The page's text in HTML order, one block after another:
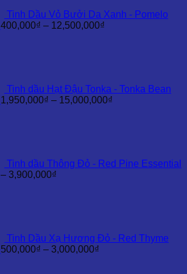
Tinh Dầu Vỏ Bưởi Da Xanh - Pomelo
400,000₫ – 12,500,000₫
Tinh dầu Hạt Đậu Tonka - Tonka Bean
1,950,000₫ – 15,000,000₫
Tinh dầu Thông Đỏ - Red Pine Essential
– 3,900,000₫
Tinh Dầu Xạ Hương Đỏ - Red Thyme
500,000₫ – 3,000,000₫